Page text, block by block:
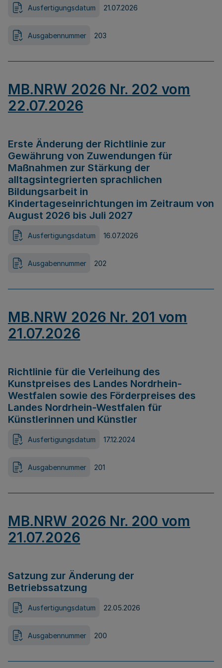
Ausfertigungsdatum 21.07.2026
Ausgabennummer 203
MB.NRW 2026 Nr. 202 vom
22.07.2026
Erste Änderung der Richtlinie zur
Gewährung von Zuwendungen für
Maßnahmen zur Stärkung der
alltagsintegrierten sprachlichen
Bildungsarbeit in
Kindertageseinrichtungen im Zeitraum von
August 2026 bis Juli 2027
Ausfertigungsdatum 16.07.2026
Ausgabennummer 202
MB.NRW 2026 Nr. 201 vom
21.07.2026
Richtlinie für die Verleihung des
Kunstpreises des Landes Nordrhein-
Westfalen sowie des Förderpreises des
Landes Nordrhein-Westfalen für
Künstlerinnen und Künstler
Ausfertigungsdatum 17.12.2024
Ausgabennummer 201
MB.NRW 2026 Nr. 200 vom
21.07.2026
Satzung zur Änderung der
Betriebssatzung
Ausfertigungsdatum 22.05.2026
Ausgabennummer 200